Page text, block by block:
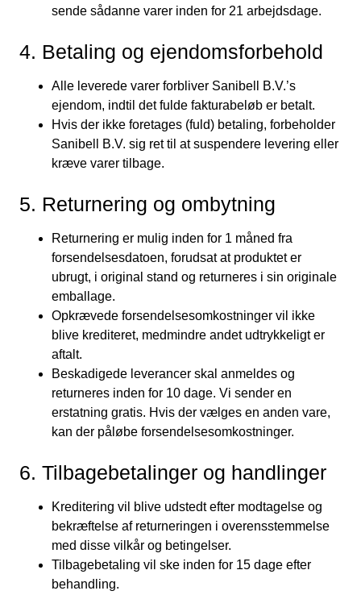
sende sådanne varer inden for 21 arbejdsdage.
4. Betaling og ejendomsforbehold
Alle leverede varer forbliver Sanibell B.V.’s
ejendom, indtil det fulde fakturabeløb er betalt.
Hvis der ikke foretages (fuld) betaling, forbeholder
Sanibell B.V. sig ret til at suspendere levering eller
kræve varer tilbage.
5. Returnering og ombytning
Returnering er mulig inden for 1 måned fra
forsendelsesdatoen, forudsat at produktet er
ubrugt, i original stand og returneres i sin originale
emballage.
Opkrævede forsendelsesomkostninger vil ikke
blive krediteret, medmindre andet udtrykkeligt er
aftalt.
Beskadigede leverancer skal anmeldes og
returneres inden for 10 dage. Vi sender en
erstatning gratis. Hvis der vælges en anden vare,
kan der påløbe forsendelsesomkostninger.
6. Tilbagebetalinger og handlinger
Kreditering vil blive udstedt efter modtagelse og
bekræftelse af returneringen i overensstemmelse
med disse vilkår og betingelser.
Tilbagebetaling vil ske inden for 15 dage efter
behandling.